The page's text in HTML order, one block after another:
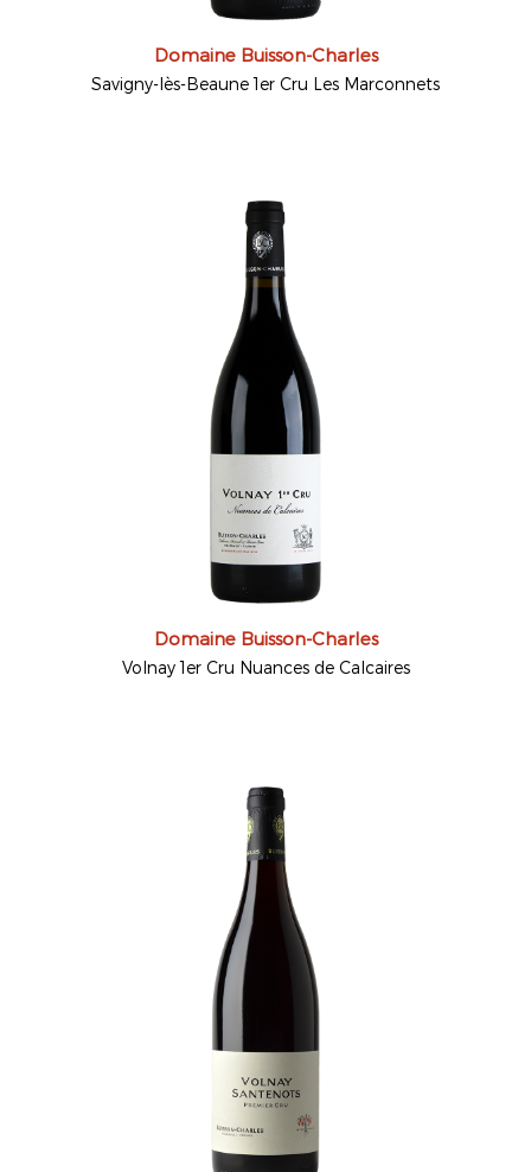
Domaine Buisson-Charles
Savigny-lès-Beaune 1er Cru Les Marconnets
Domaine Buisson-Charles
Volnay 1er Cru Nuances de Calcaires